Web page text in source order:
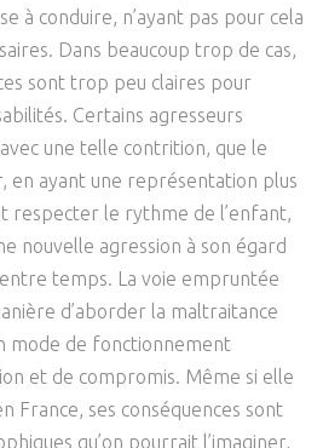
à conduire, n’ayant pas pour cela
Dans beaucoup trop de cas,
sont trop peu claires pour
Certains agresseurs
une telle contrition, que le
en ayant une représentation plus
respecter le rythme de l’enfant,
nouvelle agression à son égard
entre temps. La voie empruntée
d’aborder la maltraitance
mode de fonctionnement
et de compromis. Même si elle
France, ses conséquences sont
qu’on pourrait l’imaginer,